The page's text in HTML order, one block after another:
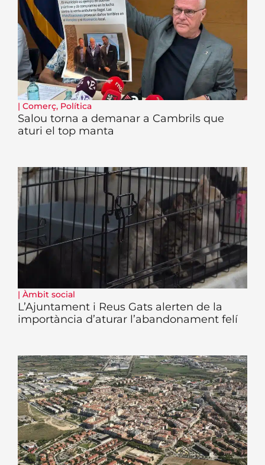
| Comerç, Política
Salou torna a demanar a Cambrils que
aturi el top manta
| Àmbit social
L’Ajuntament i Reus Gats alerten de la
importància d’aturar l’abandonament felí